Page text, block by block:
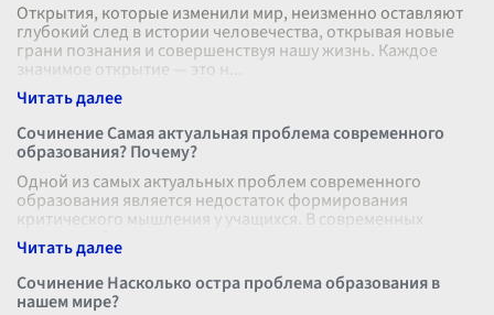
Открытия, которые изменили мир, неизменно оставляют
глубокий след в истории человечества, открывая новые
грани познания и совершенствуя нашу жизнь. Каждое
значимое открытие — это н
Сочинение Самая актуальная проблема современного
образования? Почему?
Одной из самых актуальных проблем современного
образования является недостаток формирования
критического мышления у учащихся. В современных
системах образования нередко акцент дела
Сочинение Насколько остра проблема образования в
нашем мире?